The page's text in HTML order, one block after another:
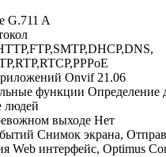
G.711 A
Onvif 21.06
функции Определение
людей
выходе Нет
Снимок экрана,
Web интерфейс, Optimus